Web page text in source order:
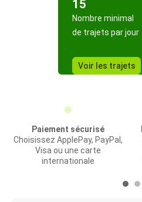
15
Nombre minimal
de trajets par jour
Voir les trajets
Paiement sécurisé
Choisissez ApplePay, PayPal,
Visa ou une carte
internationale